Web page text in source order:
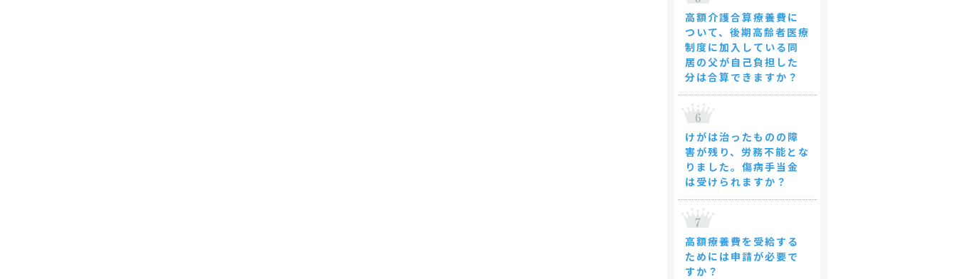
高額介護合算療養費に
ついて、後期高齢者医療
制度に加入している同
居の父が自己負担した
分は合算できますか？
けがは治ったものの障
害が残り、労務不能とな
りました。傷病手当金
は受けられますか？
高額療養費を受給する
ためには申請が必要で
すか？